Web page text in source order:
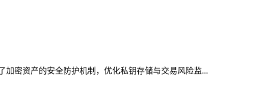
加密资产的安全防护机制，优化私钥存储与交易风险监...